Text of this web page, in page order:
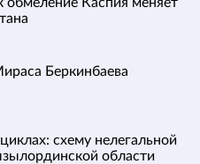
Беркинбаева
схему нелегальной
области